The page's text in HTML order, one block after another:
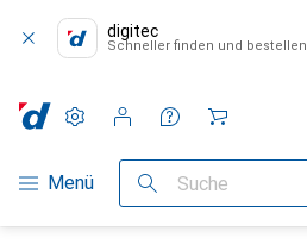
digitec
Schneller finden und bestellen
Navigation nach Kategorien
Menü Suche
Einstellungen
Kundenkonto
Vergleichslisten
Merklisten
Warenkorb